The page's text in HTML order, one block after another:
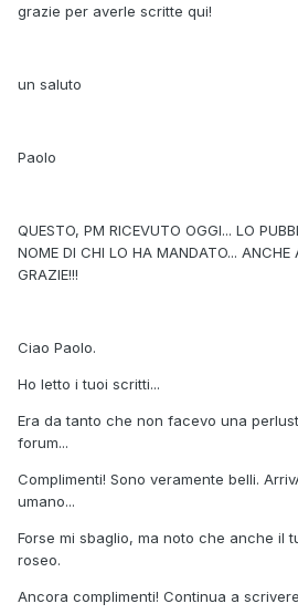
grazie per averle scritte qui!
un saluto
Paolo
QUESTO, PM RICEVUTO OGGI... LO
NOME DI CHI LO HA MANDATO... ANCHE
GRAZIE!!!
Ciao Paolo.
Ho letto i tuoi scritti...
Era da tanto che non facevo una
forum...
Complimenti! Sono veramente belli.
umano...
Forse mi sbaglio, ma noto che anche il
roseo.
Ancora complimenti! Continua a